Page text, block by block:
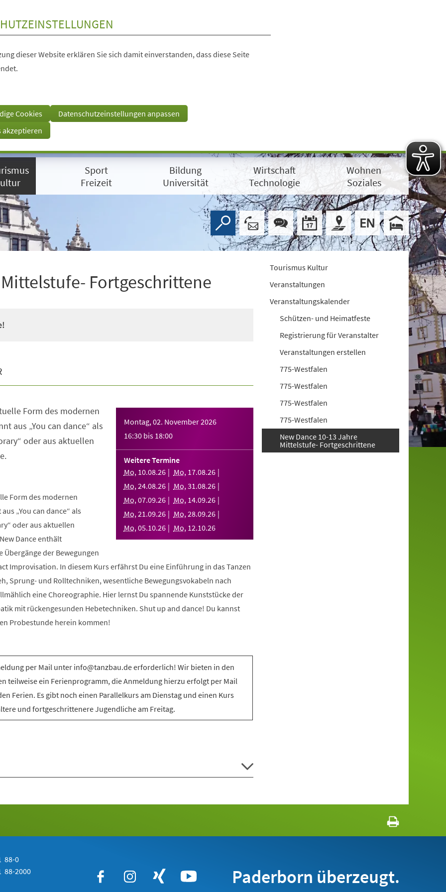
dieser Website erklären Sie sich damit einverstanden, dass diese Seite
Cookies
Datenschutzeinstellungen anpassen
akzeptieren
Sport
Freizeit
Bildung
Universität
Wirtschaft
Technologie
Wohnen
Soziales
Fortgeschrittene
Montag, 02. November 2026
16:30 bis 18:00
Weitere Termine
Mo, 10.08.26 Mo, 17.08.26
Mo,24.08.26 Mo,31.08.26
Mo,07.09.26 Mo, 14.09.26
Mo,21.09.26 Mo,28.09.26
Mo,05.10.26 Mo, 12.10.26
Form des modernen
aus „You can dance“ als
oder aus aktuellen
Form des modernen
„You can dance“ als
oder aus aktuellen
Dance enthält
der Bewegungen
Improvisation. In diesem Kurs erfährst Du eine Einführung in das Tanzen
Sprung- und Rolltechniken, wesentliche Bewegungsvokabeln nach
eine Choreographie. Hier lernst Du spannende Kunststücke der
mit rückengesunden Hebetechniken. Shut up and dance! Du kannst
Probestunde herein kommen!
per Mail unter info@tanzbau.de erforderlich! Wir bieten in den
teilweise ein Ferienprogramm, die Anmeldung hierzu erfolgt per Mail
Ferien. Es gibt noch einen Parallelkurs am Dienstag und einen Kurs
und fortgeschrittenere Jugendliche am Freitag.
Tourismus Kultur
Veranstaltungen
Veranstaltungskalender
Schützen- und Heimatfeste
Registrierung für Veranstalter
Veranstaltungen erstellen
775-Westfalen
775-Westfalen
775-Westfalen
775-Westfalen
New Dance 10-13 Jahre
Mittelstufe- Fortgeschrittene
88-0
88-2000 Paderborn überzeugt.